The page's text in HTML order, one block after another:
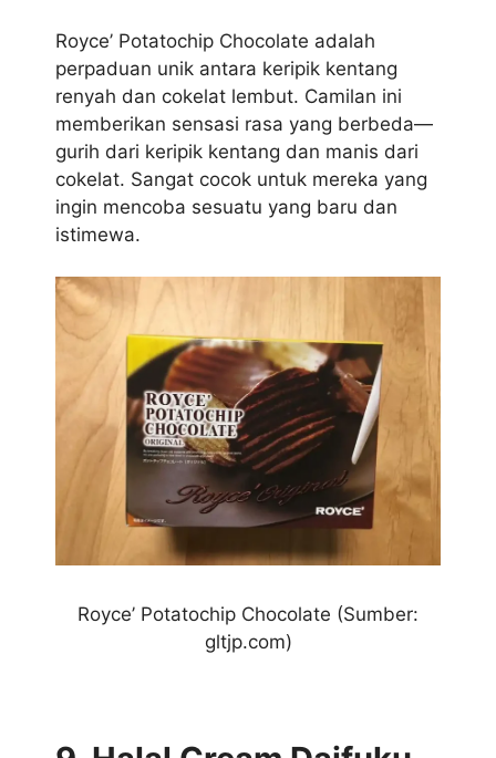
Royce’ Potatochip Chocolate adalah
perpaduan unik antara keripik kentang
renyah dan cokelat lembut. Camilan ini
memberikan sensasi rasa yang berbeda—
gurih dari keripik kentang dan manis dari
cokelat. Sangat cocok untuk mereka yang
ingin mencoba sesuatu yang baru dan
istimewa.
Royce’ Potatochip Chocolate (Sumber:
gltjp.com)